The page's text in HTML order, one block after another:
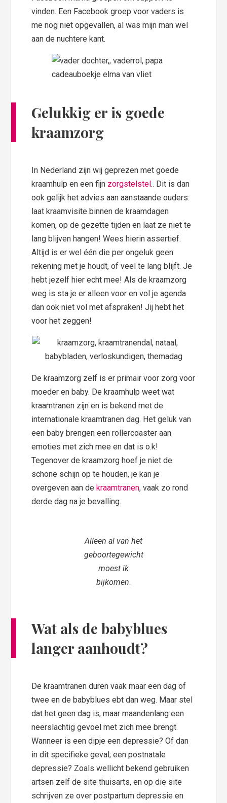
vinden. Een Facebook groep voor vaders is
me nog niet opgevallen, al was mijn man wel
aan de nuchtere kant.
Gelukkig er is goede
kraamzorg
In Nederland zijn wij geprezen met goede
kraamhulp en een fijn zorgstelstel.. Dit is dan
ook gelijk het advies aan aanstaande ouders:
laat kraamvisite binnen de kraamdagen
komen, op de gezette tijden en laat ze niet te
lang blijven hangen! Wees hierin assertief.
Altijd is er wel één die per ongeluk geen
rekening met je houdt, of veel te lang blijft. Je
hebt jezelf hier echt mee! Als de kraamzorg
weg is sta je er alleen voor en vol je agenda
dan ook niet vol met afspraken! Jij hebt het
voor het zeggen!
De kraamzorg zelf is er primair voor zorg voor
moeder en baby. De kraamhulp weet wat
kraamtranen zijn en is bekend met de
internationale kraamtranen dag. Het geluk van
een baby brengen een rollercoaster aan
emoties met zich mee en dat is o.k!
Tegenover de kraamzorg hoef je niet de
schone schijn op te houden, je kan je
overgeven aan dekraamtranen, vaak zo rond
derde dag na je bevalling.
Alleen al van het
geboortegewicht
moest ik
bijkomen.
Wat als de babyblues
langer aanhoudt?
De kraamtranen duren vaak maar een dag of
twee en de babyblues ebt dan weg. Maar stel
dat het geen dag is, maar maandenlang een
neerslachtig gevoel met zich mee brengt.
Wanneer is een dipje een depressie? Of dan
in dit specifieke geval; een postnatale
depressie? Zoals wellicht bekend gebruiken
artsen zelf de site thuisarts, en op die site
schrijven ze over postpartum depressie en